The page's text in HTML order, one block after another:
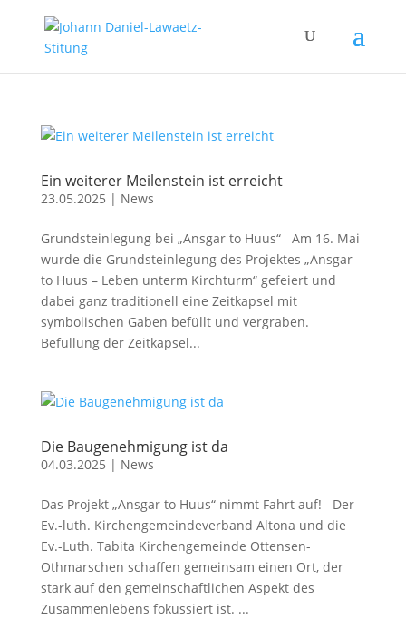
Ein weiterer Meilenstein ist erreicht
23.05.2025 | News
Grundsteinlegung bei „Ansgar to Huus“ Am 16. Mai
wurde die Grundsteinlegung des Projektes „Ansgar
to Huus – Leben unterm Kirchturm“ gefeiert und
dabei ganz traditionell eine Zeitkapsel mit
symbolischen Gaben befüllt und vergraben.
Befüllung der Zeitkapsel...
Die Baugenehmigung ist da
04.03.2025 | News
Das Projekt „Ansgar to Huus“ nimmt Fahrt auf! Der
Ev.-luth. Kirchengemeindeverband Altona und die
Ev.-Luth. Tabita Kirchengemeinde Ottensen-
Othmarschen schaffen gemeinsam einen Ort, der
stark auf den gemeinschaftlichen Aspekt des
Zusammenlebens fokussiert ist. ...